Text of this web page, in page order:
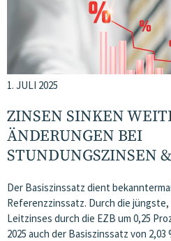
1. JULI 2025
ZINSEN SINKEN
ÄNDERUNGEN BEI
STUNDUNGSZINSEN
Der Basiszinssatz dient
Referenzzinssatz. Durch die
Leitzinses durch die EZB um 0,25
2025 auch der Basiszinssatz von